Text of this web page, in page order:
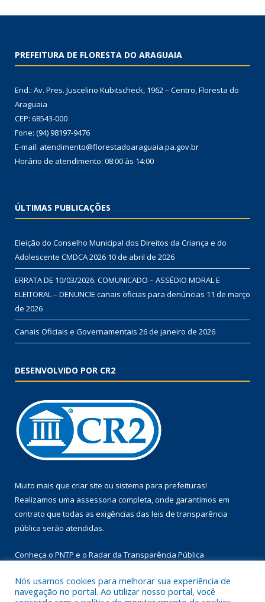
PREFEITURA DE FLORESTA DO ARAGUAIA
End.: Av. Pres. Juscelino Kubitscheck, 1962 – Centro, Floresta do
Araguaia
CEP: 68543-000
Fone: (94) 98197-9476
E-mail: atendimento@florestadoaraguaia.pa.gov.br
Horário de atendimento: 08:00 às 14:00
ÚLTIMAS PUBLICAÇÕES
Eleição do Conselho Municipal dos Direitos da Criança e do
Adolescente CMDCA 2026 10 de abril de 2026
ERRATA DE 10/03/2026. COMUNICADO – ASSÉDIO MORAL E
ELEITORAL – DENUNCIE canais oficias para denúncias 11 de março
de 2026
Canais Oficiais e Governamentais 26 de janeiro de 2026
DESENVOLVIDO POR CR2
Muito mais que criar site ou sistema para prefeituras!
Realizamos uma assessoria completa, onde garantimos em
contrato que todas as exigências das leis de transparência
pública serão atendidas.
Conheça o PNTP e o Radar da Transparência Pública
Nós usamos cookies para melhorar sua experiência de
navegação no portal. Ao utilizar nosso portal, você